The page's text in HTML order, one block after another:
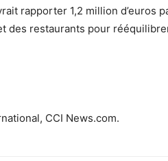
rapporter 1,2 million d’euros
des restaurants pour
CCI News.com.